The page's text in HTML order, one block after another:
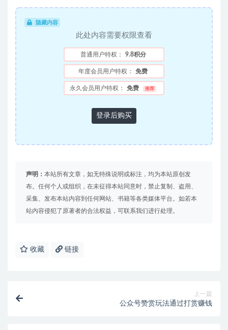
隐藏内容
此处内容需要权限查看
普通用户特权： 9.8积分
年度会员用户特权： 免费
永久会员用户特权： 免费 推荐
登录后购买
声明： 本站所有文章，如无特殊说明或标注，均为本站原创发
布。任何个人或组织，在未征得本站同意时，禁止复制、盗用、
采集、发布本站内容到任何网站、书籍等各类媒体平台。如若本
站内容侵犯了原著者的合法权益，可联系我们进行处理。
收藏 链接
上一篇
公众号赞赏玩法通过打赏赚钱